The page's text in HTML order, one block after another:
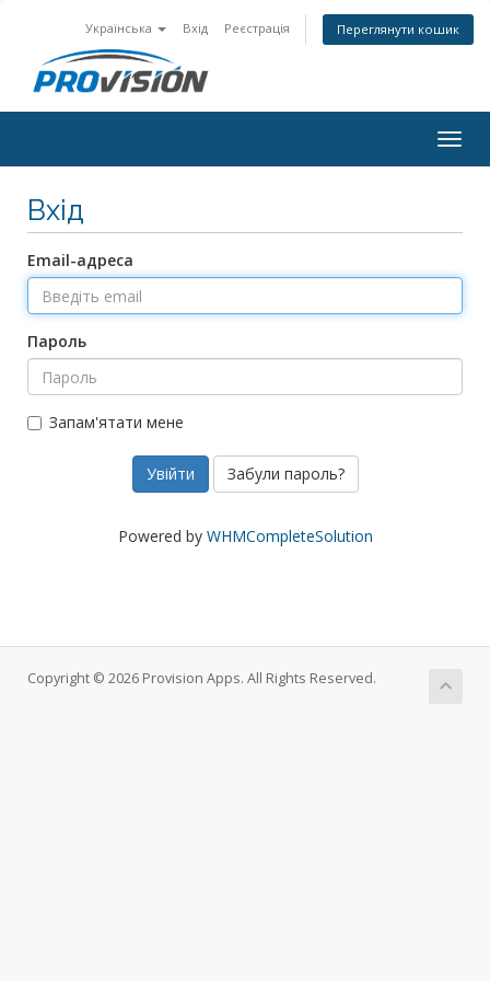
Українська Вхід Реєстрація Переглянути кошик
Вхід
Email-адреса
Пароль
Запам'ятати мене
Забули пароль?
Powered by WHMCompleteSolution
Copyright © 2026 Provision Apps. All Rights Reserved.